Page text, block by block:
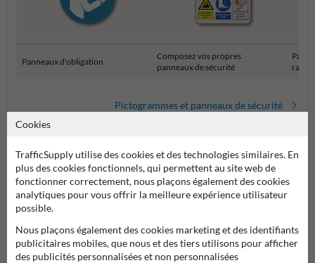
Panneaux d'obligation
Composez vos propres
panneaux de sécurité
Pictogrammes et panneaux de sécurité
Poser votre question à Panneausecurite.be
Cookies
TrafficSupply utilise des cookies et des technologies similaires. En
plus des cookies fonctionnels, qui permettent au site web de
fonctionner correctement, nous plaçons également des cookies
analytiques pour vous offrir la meilleure expérience utilisateur
possible.
Nous plaçons également des cookies marketing et des identifiants
publicitaires mobiles, que nous et des tiers utilisons pour afficher
des publicités personnalisées et non personnalisées